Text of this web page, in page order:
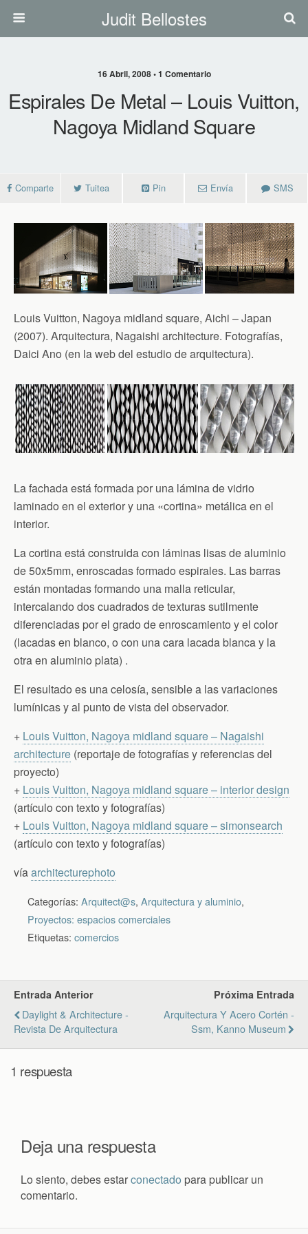
Judit Bellostes
16 Abril, 2008 • 1 Comentario
Espirales De Metal – Louis Vuitton,
Nagoya Midland Square
Comparte Tuitea Pin Envía SMS
Louis Vuitton, Nagoya midland square, Aichi – Japan
(2007). Arquitectura, Nagaishi architecture. Fotografías,
Daici Ano (en la web del estudio de arquitectura).
La fachada está formada por una lámina de vidrio
laminado en el exterior y una «cortina» metálica en el
interior.
La cortina está construida con láminas lisas de aluminio
de 50x5mm, enroscadas formado espirales. Las barras
están montadas formando una malla reticular,
intercalando dos cuadrados de texturas sutilmente
diferenciadas por el grado de enroscamiento y el color
(lacadas en blanco, o con una cara lacada blanca y la
otra en aluminio plata) .
El resultado es una celosía, sensible a las variaciones
lumínicas y al punto de vista del observador.
+ Louis Vuitton, Nagoya midland square – Nagaishi
architecture (reportaje de fotografías y referencias del
proyecto)
+ Louis Vuitton, Nagoya midland square – interior design
(artículo con texto y fotografías)
+ Louis Vuitton, Nagoya midland square – simonsearch
(artículo con texto y fotografías)
víaarchitecturephoto
Categorías: Arquitect@s, Arquitectura y aluminio,
Proyectos: espacios comerciales
Etiquetas: comercios
Entrada Anterior
Daylight & Architecture -
Revista De Arquitectura
Próxima Entrada
Arquitectura Y Acero Cortén -
Ssm, Kanno Museum
1 respuesta
Deja una respuesta
Lo siento, debes estarconectado para publicar un
comentario.